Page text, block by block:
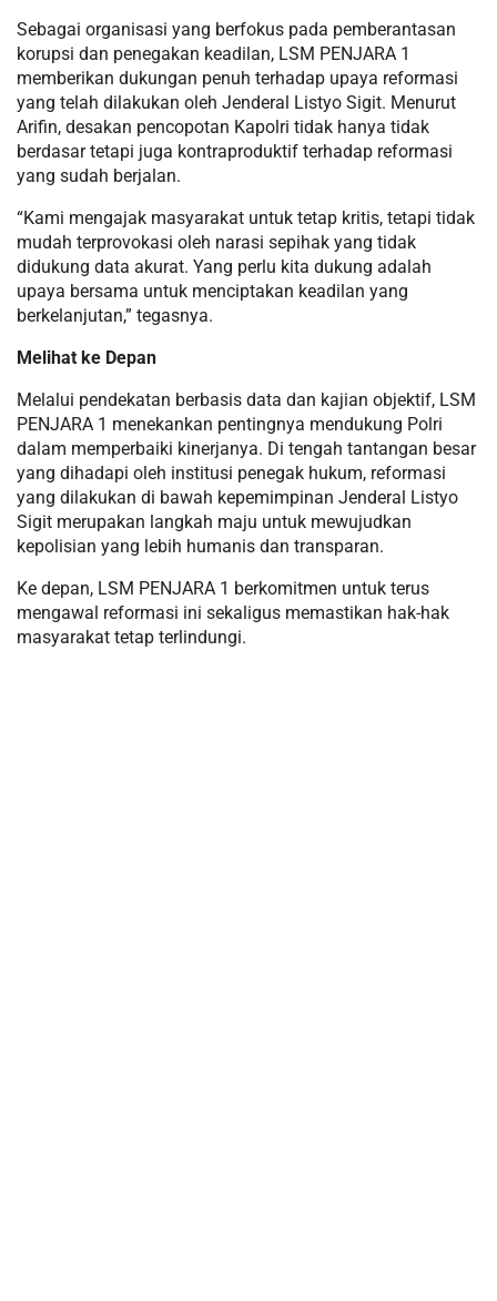
Sebagai organisasi yang berfokus pada pemberantasan
korupsi dan penegakan keadilan, LSM PENJARA 1
memberikan dukungan penuh terhadap upaya reformasi
yang telah dilakukan oleh Jenderal Listyo Sigit. Menurut
Arifin, desakan pencopotan Kapolri tidak hanya tidak
berdasar tetapi juga kontraproduktif terhadap reformasi
yang sudah berjalan.
“Kami mengajak masyarakat untuk tetap kritis, tetapi tidak
mudah terprovokasi oleh narasi sepihak yang tidak
didukung data akurat. Yang perlu kita dukung adalah
upaya bersama untuk menciptakan keadilan yang
berkelanjutan,” tegasnya.
Melihat ke Depan
Melalui pendekatan berbasis data dan kajian objektif, LSM
PENJARA 1 menekankan pentingnya mendukung Polri
dalam memperbaiki kinerjanya. Di tengah tantangan besar
yang dihadapi oleh institusi penegak hukum, reformasi
yang dilakukan di bawah kepemimpinan Jenderal Listyo
Sigit merupakan langkah maju untuk mewujudkan
kepolisian yang lebih humanis dan transparan.
Ke depan, LSM PENJARA 1 berkomitmen untuk terus
mengawal reformasi ini sekaligus memastikan hak-hak
masyarakat tetap terlindungi.